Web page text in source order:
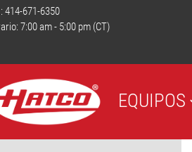
414-671-6350
7:00 am - 5:00 pm (CT)
EQUIPOS